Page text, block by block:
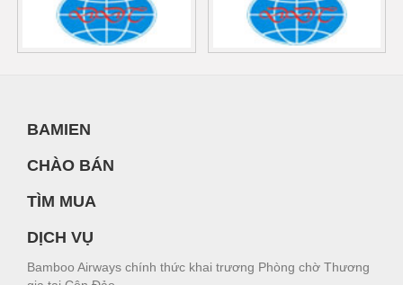
BAMIEN
CHÀO BÁN
TÌM MUA
DỊCH VỤ
Bamboo Airways chính thức khai trương Phòng chờ Thương